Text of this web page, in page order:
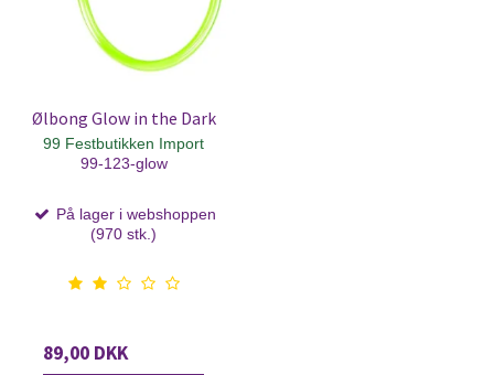
Ølbong Glow in the Dark
99 Festbutikken Import
99-123-glow
På lager i webshoppen
(970 stk.)
89,00 DKK